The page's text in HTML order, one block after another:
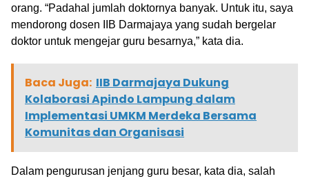
orang. “Padahal jumlah doktornya banyak. Untuk itu, saya
mendorong dosen IIB Darmajaya yang sudah bergelar
doktor untuk mengejar guru besarnya,” kata dia.
Baca Juga: IIB Darmajaya Dukung
Kolaborasi Apindo Lampung dalam
Implementasi UMKM Merdeka Bersama
Komunitas dan Organisasi
Dalam pengurusan jenjang guru besar, kata dia, salah